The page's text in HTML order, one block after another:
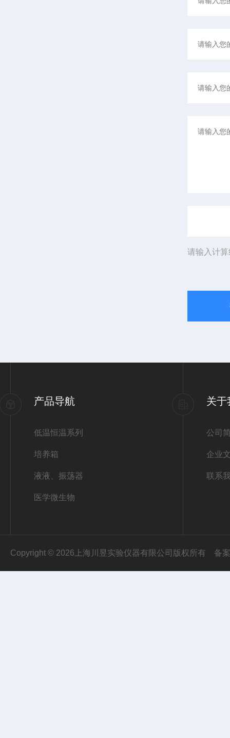
请输入计
产品导航
低温恒温系列
培养箱
液液、振荡器
医学微生物
关于
公司
企业
联系
Copyright © 2026上海川昱实验仪器有限公司版权所有 备